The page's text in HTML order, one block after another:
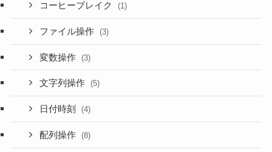
コーヒーブレイク (1)
ファイル操作 (3)
変数操作 (3)
文字列操作 (5)
日付時刻 (4)
配列操作 (8)